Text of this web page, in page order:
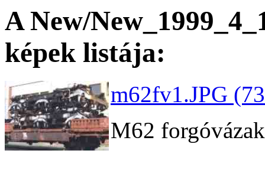
A New/
képek listája:
m62fv1.JPG
M62 forgóvázak